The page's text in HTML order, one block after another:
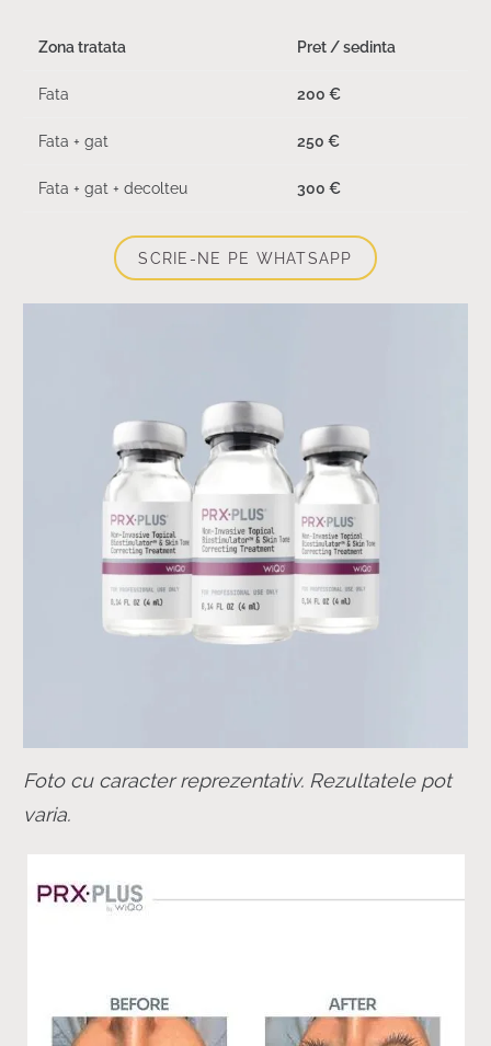
Zona tratata Pret / sedinta
Fata 200 €
Fata + gat 250 €
Fata + gat + decolteu 300 €
SCRIE-NE PE WHATSAPP
Foto cu caracter reprezentativ. Rezultatele pot
varia.